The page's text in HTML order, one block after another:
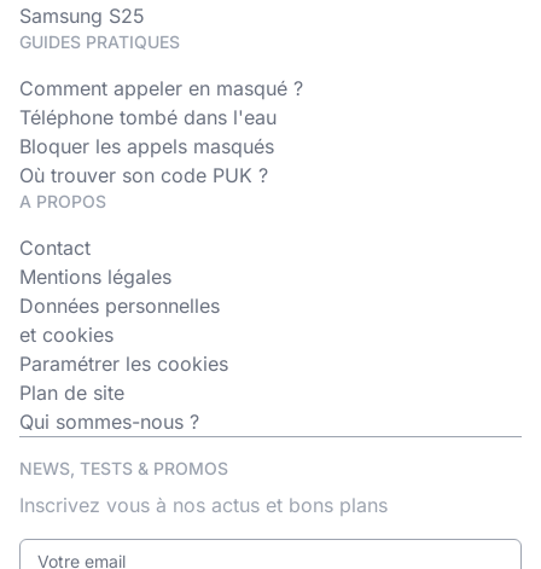
Samsung S25
GUIDES PRATIQUES
Comment appeler en masqué ?
Téléphone tombé dans l'eau
Bloquer les appels masqués
Où trouver son code PUK ?
A PROPOS
Contact
Mentions légales
Données personnelles
et cookies
Paramétrer les cookies
Plan de site
Qui sommes-nous ?
NEWS, TESTS & PROMOS
Inscrivez vous à nos actus et bons plans